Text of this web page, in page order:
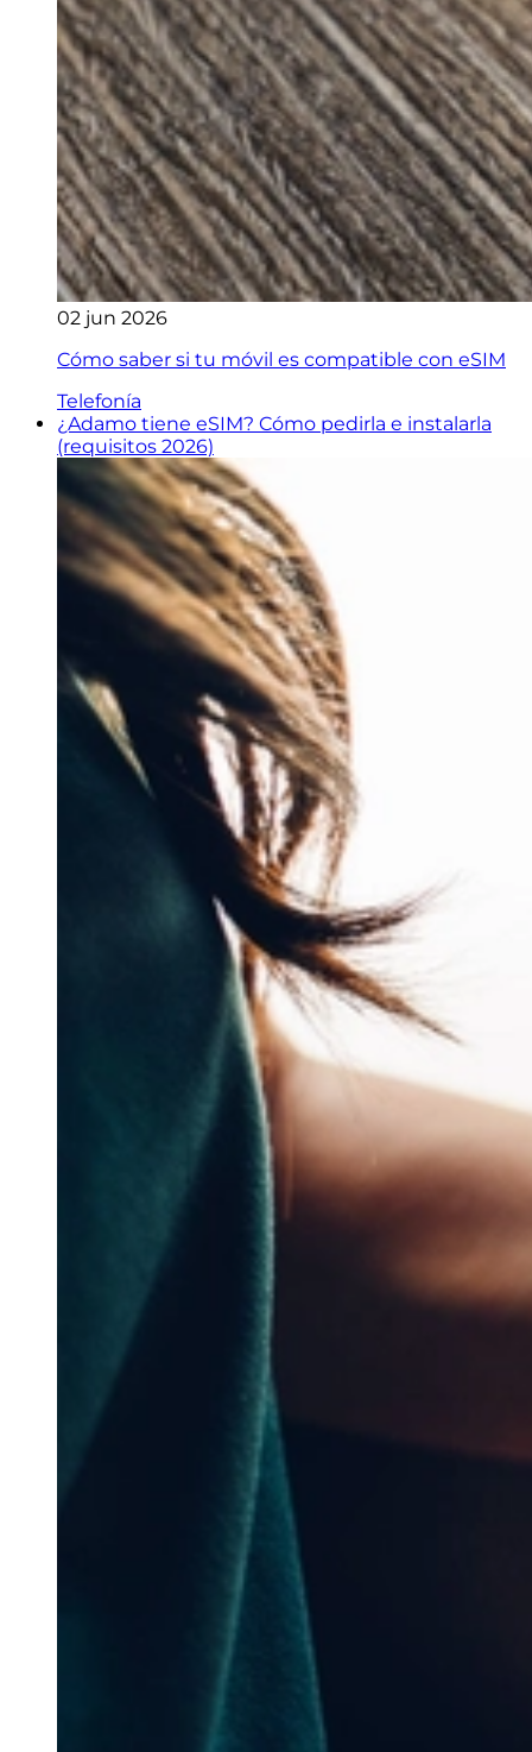
02 jun 2026
Cómo saber si tu móvil es compatible con eSIM
Telefonía
¿Adamo tiene eSIM? Cómo pedirla e instalarla
(requisitos 2026)